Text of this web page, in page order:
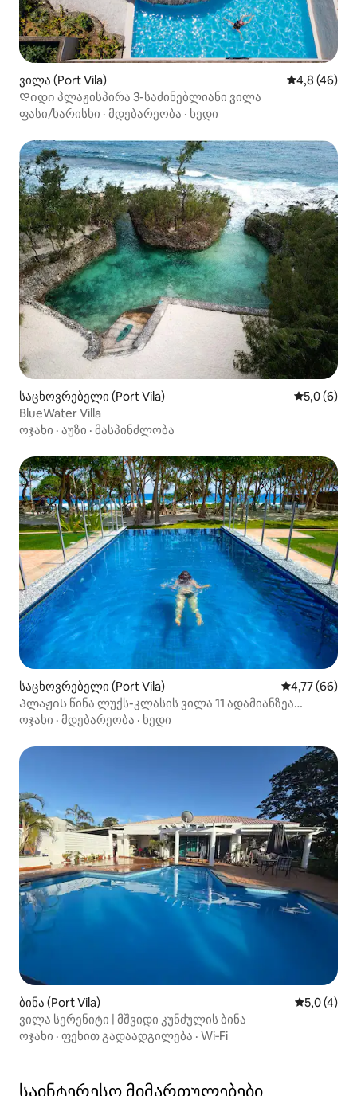
ვილა (Port Vila) საშუალო
4,8 (46)
Დიდი პლაჟისპირა 3-საძინებლიანი ვილა
ფასი/ხარისხი · მდებარეობა · ხედი
საცხოვრებელი (Port Vila) საშუალო
5,0 (6)
BlueWater Villa
ოჯახი · აუზი · მასპინძლობა
საცხოვრებელი (Port Vila) საშუალო
4,77 (66)
Პლაჟის წინა ლუქს-კლასის ვილა 11 ადამიანზეა
გათვლილი
ოჯახი · მდებარეობა · ხედი
ბინა (Port Vila) საშუალო
5,0 (4)
ვილა სერენიტი | მშვიდი კუნძულის ბინა
ოჯახი · ფეხით გადაადგილება · Wi‑Fi
საინტერესო მიმართულებები